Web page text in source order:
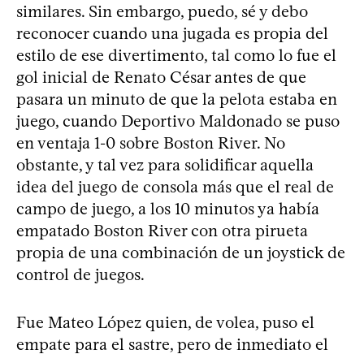
similares. Sin embargo, puedo, sé y debo
reconocer cuando una jugada es propia del
estilo de ese divertimento, tal como lo fue el
gol inicial de Renato César antes de que
pasara un minuto de que la pelota estaba en
juego, cuando Deportivo Maldonado se puso
en ventaja 1-0 sobre Boston River. No
obstante, y tal vez para solidificar aquella
idea del juego de consola más que el real de
campo de juego, a los 10 minutos ya había
empatado Boston River con otra pirueta
propia de una combinación de un joystick de
control de juegos.
Fue Mateo López quien, de volea, puso el
empate para el sastre, pero de inmediato el